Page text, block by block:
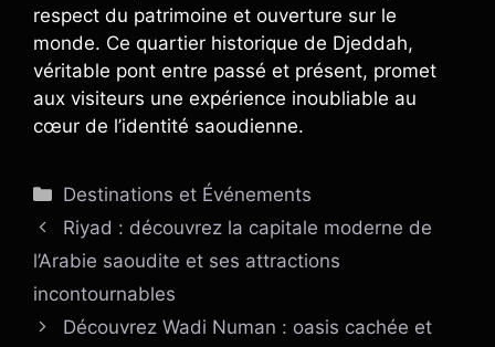
respect du patrimoine et ouverture sur le
monde. Ce quartier historique de Djeddah,
véritable pont entre passé et présent, promet
aux visiteurs une expérience inoubliable au
cœur de l’identité saoudienne.
Catégories
Destinations et Événements
Riyad : découvrez la capitale moderne de
l’Arabie saoudite et ses attractions
incontournables
Découvrez Wadi Numan : oasis cachée et